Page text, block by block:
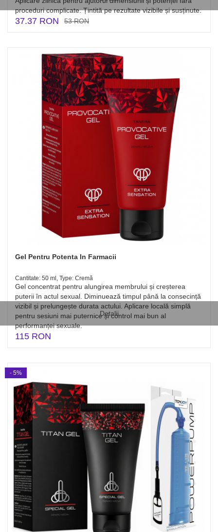
proceduri complicate. Țintită pe rezultate vizibile și susținute.
37.37 RON 53 RON
Detalii
Gel Pentru Potenta In Farmacii
Cantitate: 50 ml, Type: Cremă
Gel concentrat pentru alungirea membrului și creșterea
puterii în actul sexual. Diminuează timpul până la consecință
vizibil și prelungește durata actului. Aplicare locală simplă
pentru sesiuni mai puternice și control mai bun al
performanței sexuale.
115 RON
- 5%